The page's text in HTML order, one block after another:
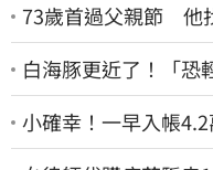
73歲首過父親節 他
白海豚更近了！「恐
小確幸！一早入帳